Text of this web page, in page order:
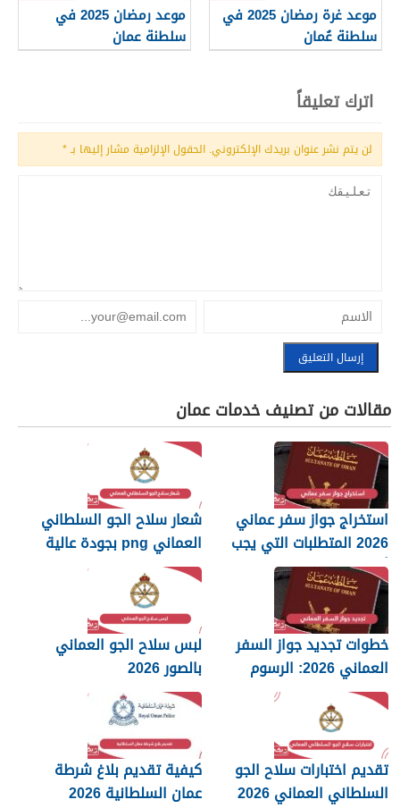
موعد غرة رمضان 2025 في
سلطنة عُمان
موعد رمضان 2025 في
سلطنة عمان
اترك تعليقاً
لن يتم نشر عنوان بريدك الإلكتروني. الحقول الإلزامية مشار إليها بـ*
مقالات من تصنيف خدمات عمان
استخراج جواز سفر عماني
2026 المتطلبات التي يجب
أن تعرفها
شعار سلاح الجو السلطاني
العماني png بجودة عالية
2026
خطوات تجديد جواز السفر
العماني 2026: الرسوم
والمستندات المطلوبة
لبس سلاح الجو العماني
بالصور 2026
تقديم اختبارات سلاح الجو
السلطاني العماني 2026
كيفية تقديم بلاغ شرطة
عمان السلطانية 2026